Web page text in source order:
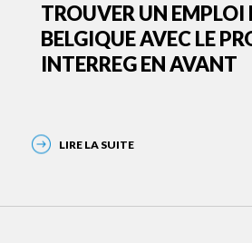
TROUVER UN EMPLOI
BELGIQUE AVEC LE
INTERREG EN AVANT
LIRE LA SUITE